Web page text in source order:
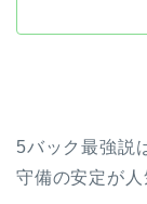
5バック最強説
守備の安定が人